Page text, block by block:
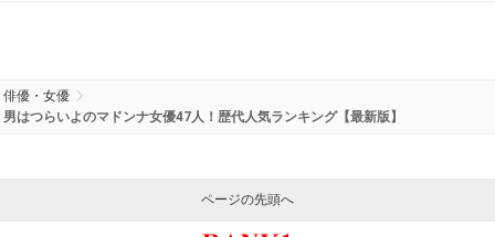
俳優・女優
男はつらいよのマドンナ女優47人！歴代人気ランキング【最新版】
ページの先頭へ